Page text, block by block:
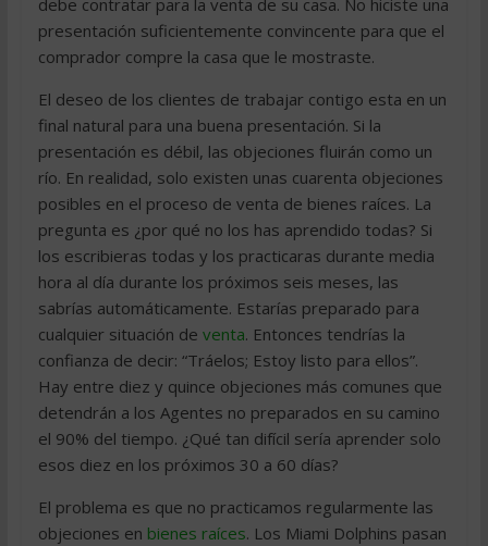
presentación suficientemente convincente para que el
comprador compre la casa que le mostraste.
El deseo de los clientes de trabajar contigo esta en un
final natural para una buena presentación. Si la
presentación es débil, las objeciones fluirán como un
río. En realidad, solo existen unas cuarenta objeciones
posibles en el proceso de venta de bienes raíces. La
pregunta es ¿por qué no los has aprendido todas? Si
los escribieras todas y los practicaras durante media
hora al día durante los próximos seis meses, las
sabrías automáticamente. Estarías preparado para
cualquier situación de venta. Entonces tendrías la
confianza de decir: “Tráelos; Estoy listo para ellos”.
Hay entre diez y quince objeciones más comunes que
detendrán a los Agentes no preparados en su camino
el 90% del tiempo. ¿Qué tan difícil sería aprender solo
esos diez en los próximos 30 a 60 días?
El problema es que no practicamos regularmente las
objeciones en bienes raíces. Los Miami Dolphins pasan